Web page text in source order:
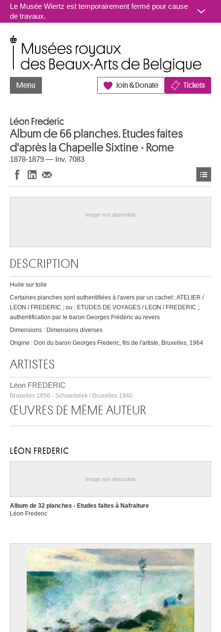
Aller au contenu
Le Musée Wiertz est temporairement fermé pour cause
de travaux.
Menu Join & Donate Tickets
Léon Frederic
Album de 66 planches. Etudes faites
d'après la Chapelle Sixtine - Rome
1878-1879 — Inv. 7083
Image non disponible
DESCRIPTION
Huile sur toile
Certaines planches sont authentifiées à l'avers par un cachet : ATELIER /
LEON / FREDERIC ; ou : ETUDES DE VOYAGES / LEON / FREDERIC ;
authentification par le baron Georges Frédéric au revers
Dimensions : Dimensions diverses
Origine : Don du baron Georges Frederic, fils de l'artiste, Bruxelles, 1964
ARTISTES
Léon FREDERIC
Bruxelles 1856 - Schaerbeek / Bruxelles 1940
ŒUVRES DE MÊME AUTEUR
LÉON FREDERIC
Image non disponible
Album de 32 planches - Etudes faites à Nafraiture
Léon Frederic